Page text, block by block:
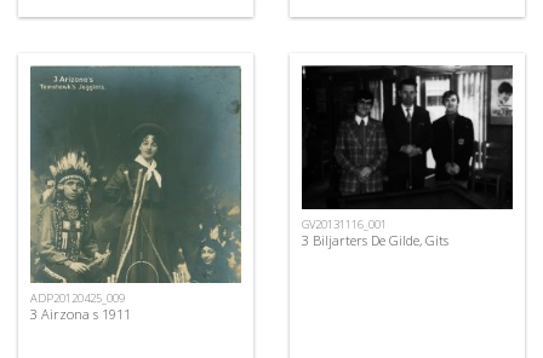
ADP20120425_009
3 Airzona s 1911
GV20131116_001
3 Biljarters De Gilde, Gits